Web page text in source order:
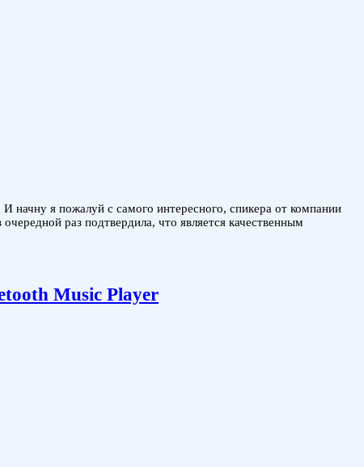
я пожалуй с самого интересного, спикера от компании
раз подтвердила, что является качественным
Music Player